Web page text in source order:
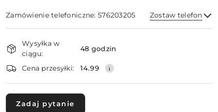
Zamówienie telefoniczne: 576203205 Zostaw telefon
i
dostawa
Wysyłka w
ciągu:
48 godzin
Cena przesyłki: 14.99
Zadaj pytanie